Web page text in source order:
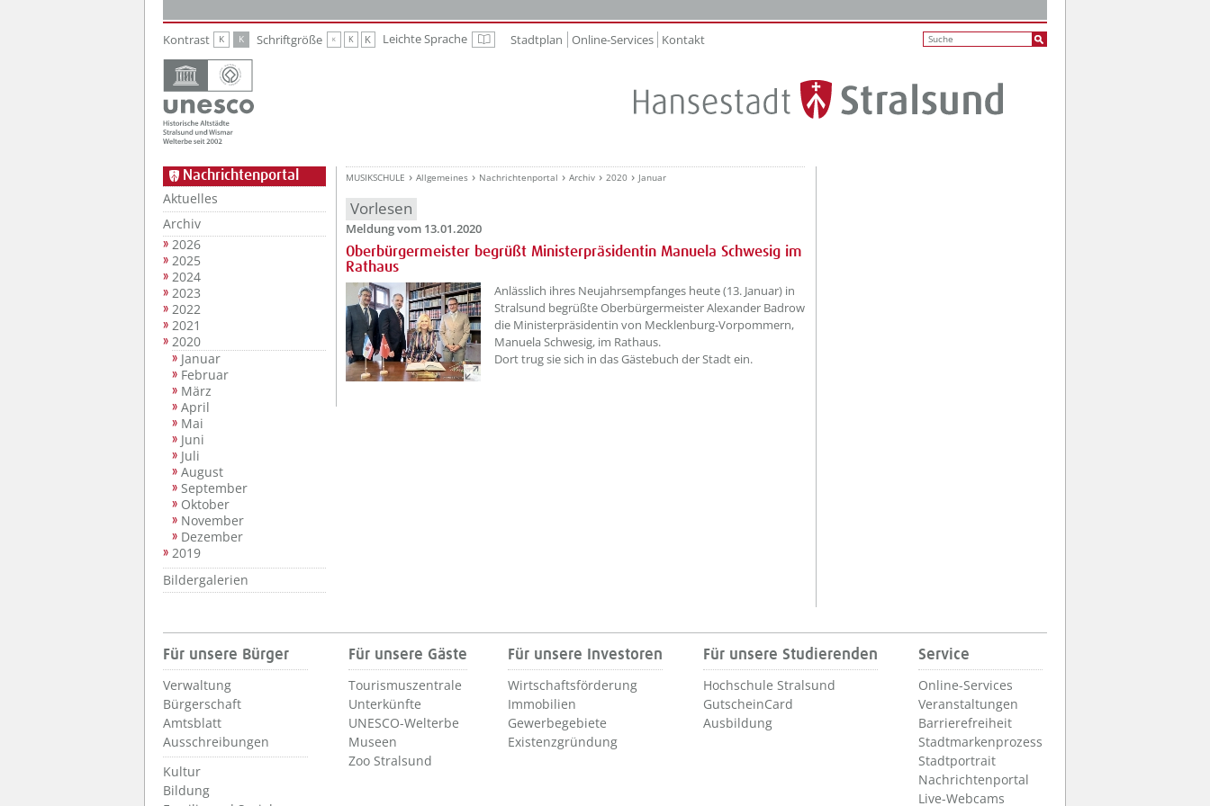
Kontrast K K Schriftgröße K K K Leichte Sprache Leichte Sprache
Stadtplan Online-Services Kontakt
Nachrichtenportal
Aktuelles
Archiv
2026
2025
2024
2023
2022
2021
2020
Januar
Februar
März
April
Mai
Juni
Juli
August
September
Oktober
November
Dezember
2019
Bildergalerien
MUSIKSCHULE Allgemeines Nachrichtenportal Archiv 2020 Januar
Vorlesen
Meldung vom 13.01.2020
Oberbürgermeister begrüßt Ministerpräsidentin Manuela Schwesig im
Rathaus
Anlässlich ihres Neujahrsempfanges heute (13. Januar) in
Stralsund begrüßte Oberbürgermeister Alexander Badrow
die Ministerpräsidentin von Mecklenburg-Vorpommern,
Manuela Schwesig, im Rathaus.
Dort trug sie sich in das Gästebuch der Stadt ein.
Für unsere Bürger
Verwaltung
Bürgerschaft
Amtsblatt
Ausschreibungen
Kultur
Bildung
Für unsere Gäste
Tourismuszentrale
Unterkünfte
UNESCO-Welterbe
Museen
Zoo Stralsund
Für unsere Investoren
Wirtschaftsförderung
Immobilien
Gewerbegebiete
Existenzgründung
Für unsere Studierenden
Hochschule Stralsund
GutscheinCard
Ausbildung
Service
Online-Services
Veranstaltungen
Barrierefreiheit
Stadtmarkenprozess
Stadtportrait
Nachrichtenportal
Live-Webcams